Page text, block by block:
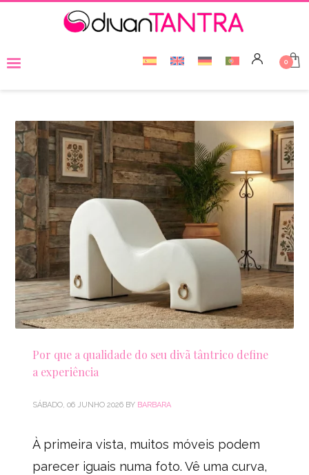
Por que a qualidade do seu divã tântrico define
a experiência
SÁBADO, 06 JUNHO 2026 BY BARBARA
À primeira vista, muitos móveis podem
parecer iguais numa foto. Vê uma curva,